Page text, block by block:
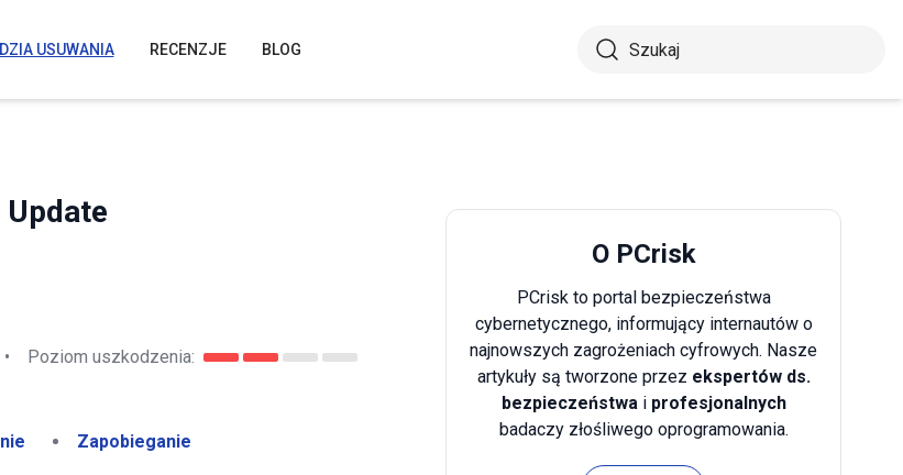
USUWANIA RECENZJE BLOG
• Poziom uszkodzenia:
Zapobieganie
O PCrisk
PCrisk to portal bezpieczeństwa
cybernetycznego, informujący internautów o
najnowszych zagrożeniach cyfrowych. Nasze
artykuły są tworzone przez ekspertów ds.
bezpieczeństwai profesjonalnych
badaczy złośliwego oprogramowania.